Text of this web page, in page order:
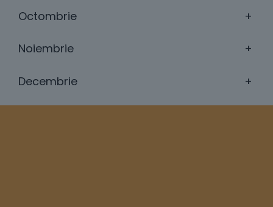
Octombrie +
Noiembrie +
Decembrie +